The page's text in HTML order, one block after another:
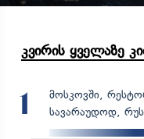
კვირის ყველაზე
1
მოსკოვში,
სავარაუდოდ,